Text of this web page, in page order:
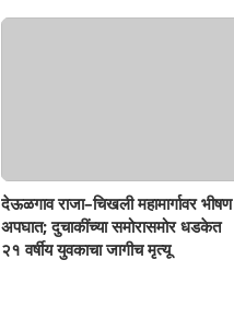
देऊळगाव राजा–चिखली महामार्गावर भीषण
अपघात; दुचाकींच्या समोरासमोर धडकेत
२१ वर्षीय युवकाचा जागीच मृत्यू